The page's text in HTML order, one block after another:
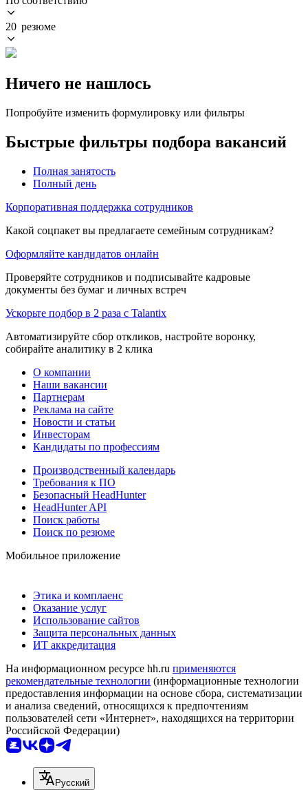
20 резюме
Ничего не нашлось
Попробуйте изменить формулировку или фильтры
Быстрые фильтры подбора вакансий
Полная занятость
Полный день
Корпоративная поддержка сотрудников
Какой соцпакет вы предлагаете семейным сотрудникам?
Оформляйте кандидатов онлайн
Проверяйте сотрудников и подписывайте кадровые
документы без бумаг и личных встреч
Ускорьте подбор в 2 раза с Talantix
Автоматизируйте сбор откликов, настройте воронку,
собирайте аналитику в 2 клика
О компании
Наши вакансии
Партнерам
Реклама на сайте
Новости и статьи
Инвесторам
Кандидаты по профессиям
Производственный календарь
Требования к ПО
Безопасный HeadHunter
HeadHunter API
Поиск работы
Поиск по резюме
Мобильное приложение
Этика и комплаенс
Оказание услуг
Использование сайтов
Защита персональных данных
ИТ аккредитация
На информационном ресурсе hh.ru применяются
рекомендательные технологии (информационные технологии
предоставления информации на основе сбора, систематизации
и анализа сведений, относящихся к предпочтениям
пользователей сети «Интернет», находящихся на территории
Российской Федерации)
Русский